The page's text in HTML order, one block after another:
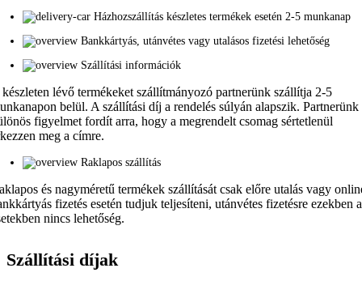
Házhozszállítás készletes termékek esetén 2-5 munkanap
Bankkártyás, utánvétes vagy utalásos fizetési lehetőség
Szállítási információk
lévő termékeket szállítmányozó partnerünk szállítja 2-5
belül. A szállítási díj a rendelés súlyán alapszik. Partnerünk
figyelmet fordít arra, hogy a megrendelt csomag sértetlenül
meg a címre.
Raklapos szállítás
és nagyméretű termékek szállítását csak előre utalás vagy
fizetés esetén tudjuk teljesíteni, utánvétes fizetésre ezekben
nincs lehetőség.
Szállítási díjak